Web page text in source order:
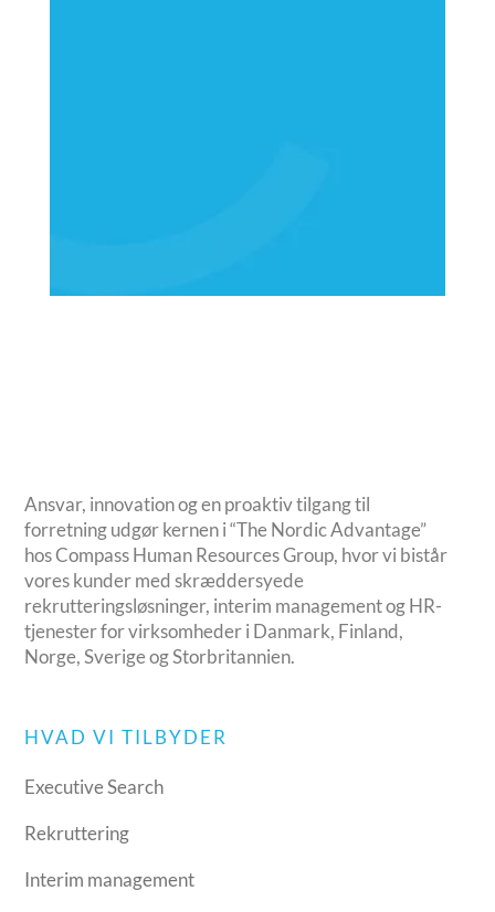
Ansvar, innovation og en proaktiv tilgang til
forretning udgør kernen i “The Nordic Advantage”
hos Compass Human Resources Group, hvor vi bistår
vores kunder med skræddersyede
rekrutteringsløsninger, interim management og HR-
tjenester for virksomheder i Danmark, Finland,
Norge, Sverige og Storbritannien.
HVAD VI TILBYDER
Executive Search
Rekruttering
Interim management